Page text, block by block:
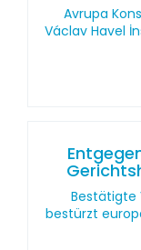
Avrupa
Václav Havel
Bestätigte
bestürzt